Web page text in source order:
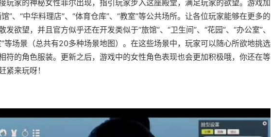
玩家的神秘女性菲尔出现，指引玩家步入这座殿堂，满足玩家的欲望。游戏加
馆”、“中华料理店”、“体育仓库”、“教室”等公共场所。让各位玩家能够在更多的
发欲望，并且官方似乎还在开发类似于“旅馆”、“卫生间”、“花园”、“办公室”、
”等场景（总共有20多种场景地图）。在这些场景中，玩家可以随心所欲地挑选
符的角色服装。更新之后，游戏中的女性角色表现也会更加积极哦，你还在等
紧来玩呀！